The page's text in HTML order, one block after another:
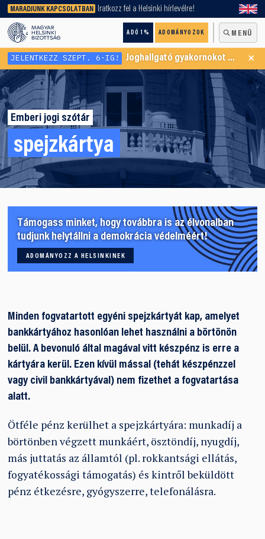
MARADJUNK KAPCSOLATBAN Iratkozz fel a Helsinki hírlevélre!
ADÓ 1% ADOMÁNYOZOK MENÜ
keresőnket!
JELENTKEZZ SZEPT. 6-IG! Joghallgató gyakornokot keresünk Menekültügyi Programunkba ×
Emberi jogi szótár
spejzkártya
Támogass minket, hogy továbbra is az élvonalban
tudjunk helytállni a demokrácia védelméért!
ADOMÁNYOZZ A HELSINKINEK
Minden fogvatartott egyéni spejzkártyát kap, amelyet
bankkártyához hasonlóan lehet használni a börtönön
belül. A bevonuló által magával vitt készpénz is erre a
kártyára kerül. Ezen kívül mással (tehát készpénzzel
vagy civil bankkártyával) nem fizethet a fogvatartása
alatt.
Ötféle pénz kerülhet a spejzkártyára: munkadíj a
börtönben végzett munkáért, ösztöndíj, nyugdíj,
más juttatás az államtól (pl. rokkantsági ellátás,
fogyatékossági támogatás) és kintről beküldött
pénz étkezésre, gyógyszerre, telefonálásra.